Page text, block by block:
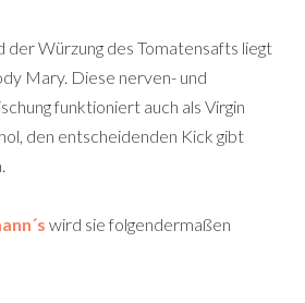
der Würzung des Tomatensafts liegt
Mary. Diese nerven- und
funktioniert auch als Virgin
den entscheidenden Kick gibt
wird sie folgendermaßen